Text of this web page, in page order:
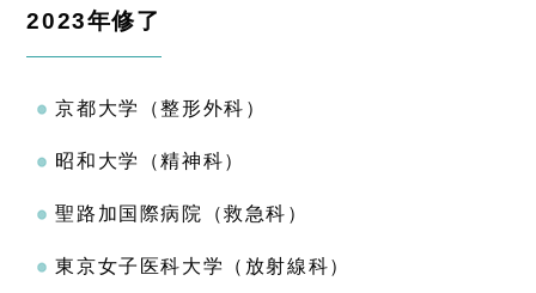
2023年修了
京都大学（整形外科）
昭和大学（精神科）
聖路加国際病院（救急科）
東京女子医科大学（放射線科）